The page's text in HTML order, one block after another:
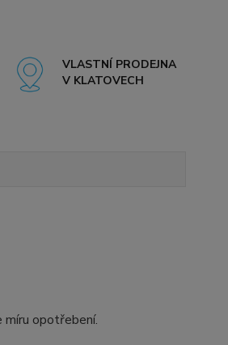
VLASTNÍ PRODEJNA
V KLATOVECH
opotřebení.